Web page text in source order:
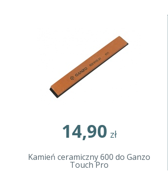
14,90 zł
Kamień ceramiczny 600 do Ganzo
Touch Pro